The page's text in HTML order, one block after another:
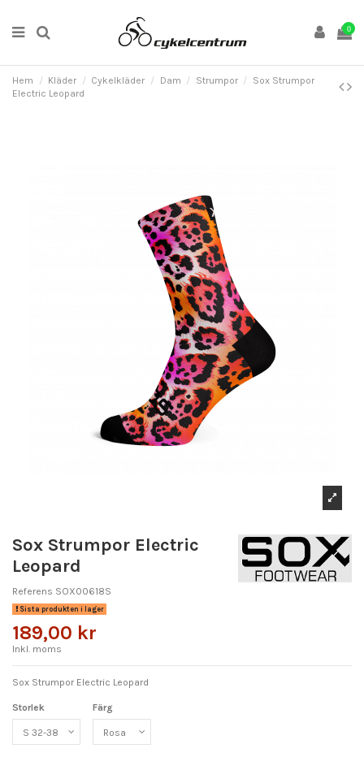
0
Hem Kläder Cykelkläder Dam Strumpor
Sox Strumpor
Electric Leopard
Sox Strumpor Electric
Leopard
Referens SOX00618S
Sista produkten i lager
189,00 kr
Inkl. moms
Sox Strumpor Electric Leopard
Storlek Färg